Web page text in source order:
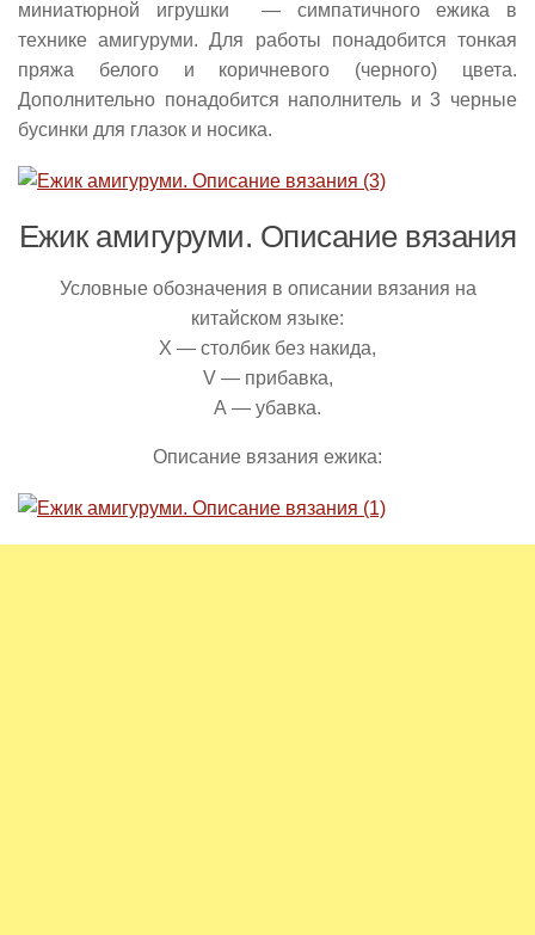
миниатюрной игрушки — симпатичного ежика в
технике амигуруми. Для работы понадобится тонкая
пряжа белого и коричневого (черного) цвета.
Дополнительно понадобится наполнитель и 3 черные
бусинки для глазок и носика.
Ежик амигуруми. Описание вязания
Условные обозначения в описании вязания на
китайском языке:
Х — столбик без накида,
V — прибавка,
А — убавка.
Описание вязания ежика: